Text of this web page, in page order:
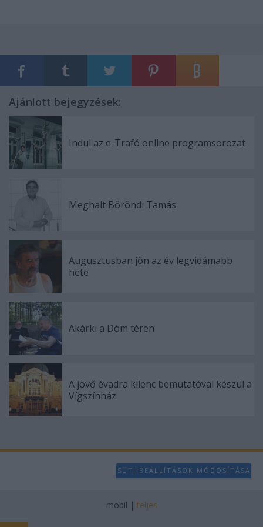
Ajánlott bejegyzések:
Indul az e-Trafó online programsorozat
Meghalt Böröndi Tamás
Augusztusban jön az év legvidámabb
hete
Akárki a Dóm téren
A jövő évadra kilenc bemutatóval készül a
Vígszínház
SÜTI BEÁLLÍTÁSOK MÓDOSÍTÁSA
mobil | teljes